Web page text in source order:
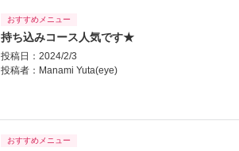
おすすめメニュー
持ち込みコース人気です★
投稿日：2024/2/3
投稿者： Manami Yuta(eye)
おすすめメニュー